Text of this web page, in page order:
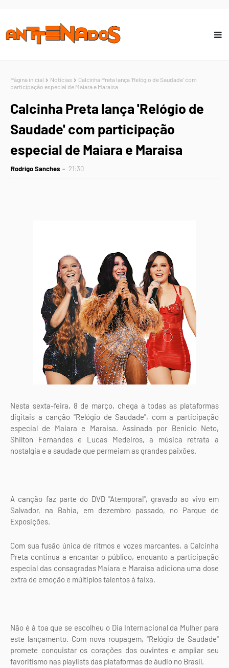
Página inicial Notícias
Calcinha Preta lança 'Relógio de Saudade' com
participação especial de Maiara e Maraisa
Calcinha Preta lança 'Relógio de
Saudade' com participação
especial de Maiara e Maraisa
Rodrigo Sanches 21:30
Nesta sexta-feira, 8 de março, chega a todas as plataformas
digitais a canção "Relógio de Saudade", com a participação
especial de Maiara e Maraisa. Assinada por Benicio Neto,
Shilton Fernandes e Lucas Medeiros, a música retrata a
nostalgia e a saudade que permeiam as grandes paixões.
A canção faz parte do DVD "Atemporal", gravado ao vivo em
Salvador, na Bahia, em dezembro passado, no Parque de
Exposições.
Com sua fusão única de ritmos e vozes marcantes, a Calcinha
Preta continua a encantar o público, enquanto a participação
especial das consagradas Maiara e Maraisa adiciona uma dose
extra de emoção e múltiplos talentos à faixa.
Não é à toa que se escolheu o Dia Internacional da Mulher para
este lançamento. Com nova roupagem, "Relógio de Saudade"
promete conquistar os corações dos ouvintes e ampliar seu
favoritismo nas playlists das plataformas de áudio no Brasil.